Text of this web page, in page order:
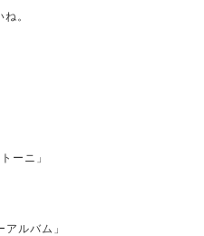
。
ーニ」
アルバム」